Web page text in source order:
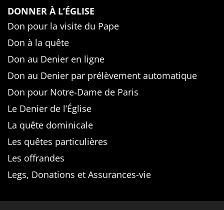
DONNER À L’ÉGLISE
Don pour la visite du Pape
Don à la quête
Don au Denier en ligne
Don au Denier par prélèvement automatique
Don pour Notre-Dame de Paris
Le Denier de l’Église
La quête dominicale
Les quêtes particulières
Les offrandes
Legs, Donations et Assurances-vie